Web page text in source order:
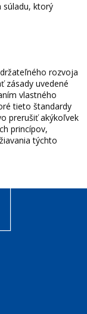
súladu, ktorý
rozvoja
zásady uvedené
vlastného
tieto štandardy
prerušiť akýkoľvek
princípov,
týchto